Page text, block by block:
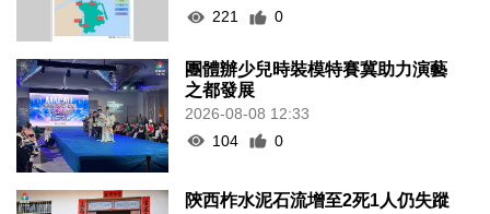
221
0
團體辦少兒時裝模特賽冀助力演藝
之都發展
2026-08-08 12:33
104
0
陝西柞水泥石流增至2死1人仍失蹤